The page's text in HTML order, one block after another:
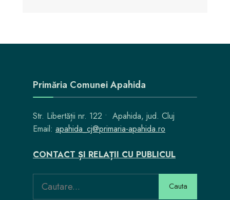
Primăria Comunei Apahida
Str. Libertății nr. 122 • Apahida, jud. Cluj
Email: apahida_cj@primaria-apahida.ro
CONTACT ȘI RELAȚII CU PUBLICUL
for:
Cauta